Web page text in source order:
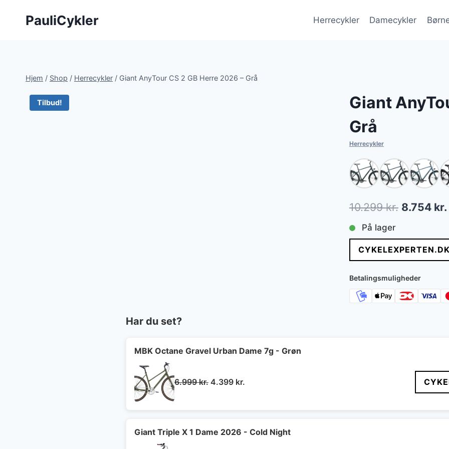
PauliCykler Herrecykler Damecykler
Hjem / Shop / Herrecykler / Giant AnyTour CS 2 GB Herre 2026 – Grå
Tilbud!
Giant
Grå
Herrecykler
10.299kr. Den
pris
var:
10.299 kr..
8.754 kr.
På lager
Betalingsmuligheder
Har du set?
MBK Octane Gravel Urban Dame 7g - Grøn
6.999kr. Den
6.999 kr..
4.399 kr.
4.399 kr..
Giant Triple X 1 Dame 2026 - Cold Night